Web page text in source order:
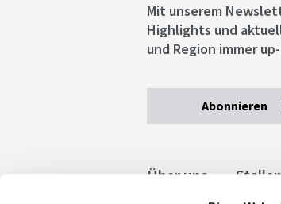
Mit unserem
Highlights und
und Region immer
Abonnieren
Über uns